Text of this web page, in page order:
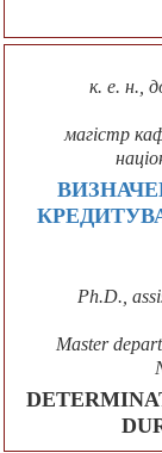
к. е. н.,
магістр
Ph.D.,
Master